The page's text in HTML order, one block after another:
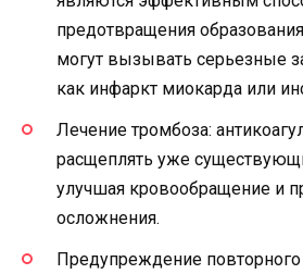
предотвращения
могут вызывать серьезные
как инфаркт миокарда или
Лечение тромбоза:
расщеплять уже
улучшая кровообращение и
осложнения.
Предупреждение повторного